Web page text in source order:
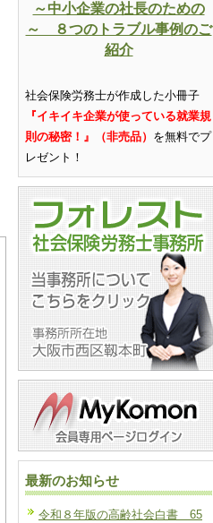
～中小企業の社長のための
～ ８つのトラブル事例のご
紹介
社会保険労務士が作成した小冊子
『イキイキ企業が使っている就業規
則の秘密！』（非売品） を無料でプ
レゼント ！
最新のお知らせ
令和８年版の高齢社会白書 65